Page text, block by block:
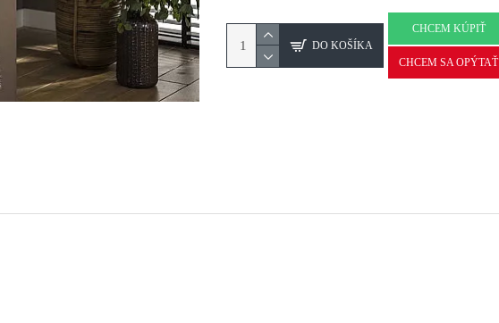
DO KOŠÍKA
CHCEM KÚPIŤ
CHCEM SA OPÝTAŤ